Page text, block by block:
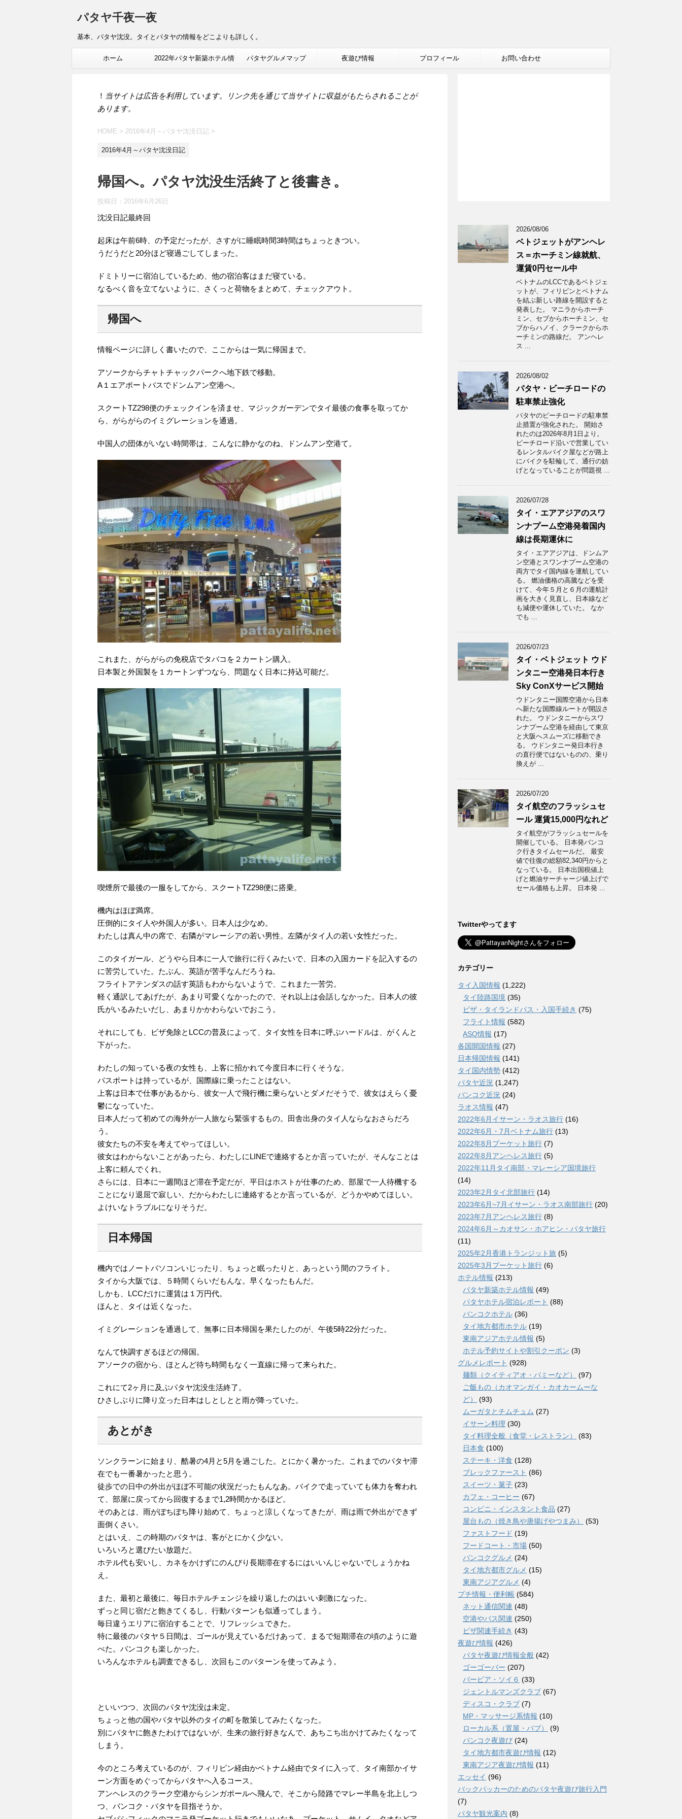
パタヤ千夜一夜
基本、パタヤ沈没。タイとパタヤの情報をどこよりも詳しく。
ホーム 2022年パタヤ新築ホテル情 パタヤグルメマップ 夜遊び情報 プロフィール お問い合わせ
！ 当サイトは広告を利用しています。リンク先を通じて当サイトに収益がもたらされることが
あります。
HOME > 2016年4月～パタヤ沈没日記 >
2016年4月～パタヤ沈没日記
帰国へ。パタヤ沈没生活終了と後書き。
投稿日： 2016年6月26日
沈没日記最終回
起床は午前6時、の予定だったが、さすがに睡眠時間3時間はちょっときつい。
うだうだと20分ほど寝過ごしてしまった。
ドミトリーに宿泊しているため、他の宿泊客はまだ寝ている。
なるべく音を立てないように、さくっと荷物をまとめて、チェックアウト。
帰国へ
情報ページに詳しく書いたので、ここからは一気に帰国まで。
アソークからチャトチャックパークへ地下鉄で移動。
A１エアポートバスでドンムアン空港へ。
スクートTZ298便のチェックインを済ませ、マジックガーデンでタイ最後の食事を取ってか
ら、がらがらのイミグレーションを通過。
中国人の団体がいない時間帯は、こんなに静かなのね、ドンムアン空港て。
これまた、がらがらの免税店でタバコを２カートン購入。
日本製と外国製を１カートンずつなら、問題なく日本に持込可能だ。
喫煙所で最後の一服をしてから、スクートTZ298便に搭乗。
機内はほぼ満席。
圧倒的にタイ人や外国人が多い。日本人は少なめ。
わたしは真ん中の席で、右隣がマレーシアの若い男性。左隣がタイ人の若い女性だった。
このタイガール、どうやら日本に一人で旅行に行くみたいで、日本の入国カードを記入するの
に苦労していた。たぶん、英語が苦手なんだろうね。
フライトアテンダスの話す英語もわからないようで、これまた一苦労。
軽く通訳してあげたが、あまり可愛くなかったので、それ以上は会話しなかった。日本人の彼
氏がいるみたいだし、あまりかかわらないでおこう。
それにしても、ビザ免除とLCCの普及によって、タイ女性を日本に呼ぶハードルは、がくんと
下がった。
わたしの知っている夜の女性も、上客に招かれて今度日本に行くそうな。
パスポートは持っているが、国際線に乗ったことはない。
上客は日本で仕事があるから、彼女一人で飛行機に乗らないとダメだそうで、彼女はえらく憂
鬱になっていた。
日本人だって初めての海外が一人旅なら緊張するもの。田舎出身のタイ人ならなおさらだろ
う。
彼女たちの不安を考えてやってほしい。
彼女はわからないことがあったら、わたしにLINEで連絡するとか言っていたが、そんなことは
上客に頼んでくれ。
さらには、日本に一週間ほど滞在予定だが、平日はホストが仕事のため、部屋で一人待機する
ことになり退屈で寂しい、だからわたしに連絡するとか言っているが、どうかやめてほしい。
よけいなトラブルになりそうだ。
日本帰国
機内ではノートパソコンいじったり、ちょっと眠ったりと、あっという間のフライト。
タイから大阪では、５時間くらいだもんな。早くなったもんだ。
しかも、LCCだけに運賃は１万円代。
ほんと、タイは近くなった。
イミグレーションを通過して、無事に日本帰国を果たしたのが、午後5時22分だった。
なんて快調すぎるほどの帰国。
アソークの宿から、ほとんど待ち時間もなく一直線に帰って来られた。
これにて2ヶ月に及ぶパタヤ沈没生活終了。
ひさしぶりに降り立った日本はしとしとと雨が降っていた。
あとがき
ソンクラーンに始まり、酷暑の4月と5月を過ごした。とにかく暑かった。これまでのパタヤ滞
在でも一番暑かったと思う。
徒歩での日中の外出がほぼ不可能の状況だったもんなあ。バイクで走っていても体力を奪われ
て、部屋に戻ってから回復するまで1,2時間かかるほど。
そのあとは、雨がぼちぼち降り始めて、ちょっと涼しくなってきたが、雨は雨で外出ができず
面倒くさい。
とはいえ、この時期のパタヤは、客がとにかく少ない。
いろいろと選びたい放題だ。
ホテル代も安いし、カネをかけずにのんびり長期滞在するにはいいんじゃないでしょうかね
え。
また、最初と最後に、毎日ホテルチェンジを繰り返したのはいい刺激になった。
ずっと同じ宿だと飽きてくるし、行動パターンも似通ってしまう。
毎日違うエリアに宿泊することで、リフレッシュできた。
特に最後のパタヤ５日間は、ゴールが見えているだけあって、まるで短期滞在の頃のように遊
べた。バンコクも楽しかった。
いろんなホテルも調査できるし、次回もこのパターンを使ってみよう。
といいつつ、次回のパタヤ沈没は未定。
ちょっと他の国やパタヤ以外のタイの町を散策してみたくなった。
別にパタヤに飽きたわけではないが、生来の旅行好きなんで、あちこち出かけてみたくなって
しまう。
今のところ考えているのが、フィリピン経由かベトナム経由でタイに入って、タイ南部かイサ
ーン方面をめぐってからパタヤへ入るコース。
アンヘレスのクラーク空港からシンガポールへ飛んで、そこから陸路でマレー半島を北上しつ
つ、バンコク・パタヤを目指そうか。
2026/08/06
ベトジェットがアンヘレ
ス＝ホーチミン線就航、
運賃0円セール中
ベトナムのLCCであるベトジェ
ットが、フィリピンとベトナム
を結ぶ新しい路線を開設すると
発表した。 マニラからホーチ
ミン、セブからホーチミン、セ
ブからハノイ、クラークからホ
ーチミンの路線だ。 アンヘレ
ス ...
2026/08/02
パタヤ・ビーチロードの
駐車禁止強化
パタヤのビーチロードの駐車禁
止措置が強化された。 開始さ
れたのは2026年8月1日より。
ビーチロード沿いで営業してい
るレンタルバイク屋などが路上
にバイクを駐輪して、通行の妨
げとなっていることが問題視 ...
2026/07/28
タイ・エアアジアのスワ
ンナプーム空港発着国内
線は長期運休に
タイ・エアアジアは、ドンムア
ン空港とスワンナプーム空港の
両方でタイ国内線を運航してい
る。 燃油価格の高騰などを受
けて、今年５月と６月の運航計
画を大きく見直し、日本線など
も減便や運休していた。 なか
でも ...
2026/07/23
タイ・ベトジェット ウド
ンタニー空港発日本行き
Sky ConXサービス開始
ウドンタニー国際空港から日本
へ新たな国際線ルートが開設さ
れた。 ウドンタニーからスワ
ンナプーム空港を経由して東京
と大阪へスムーズに移動でき
る。 ウドンタニー発日本行き
の直行便ではないものの、乗り
換えが ...
2026/07/20
タイ航空のフラッシュセ
ール 運賃15,000円なれど
タイ航空がフラッシュセールを
開催している。 日本発バンコ
ク行きタイムセールだ。 最安
値で往復の総額82,340円からと
なっている。 日本出国税値上
げと燃油サーチャージ値上げで
セール価格も上昇。 日本発 ...
Twitterやってます
カテゴリー
タイ入国情報 (1,222)
タイ陸路国境 (35)
ビザ・タイランドパス・入国手続き (75)
フライト情報 (582)
ASQ情報 (17)
各国開国情報 (27)
日本帰国情報 (141)
タイ国内情勢 (412)
パタヤ近況 (1,247)
バンコク近況 (24)
ラオス情報 (47)
2022年6月イサーン・ラオス旅行 (16)
2022年6月・7月ベトナム旅行 (13)
2022年8月プーケット旅行 (7)
2022年8月アンヘレス旅行 (5)
2022年11月タイ南部・マレーシア国境旅行
(14)
2023年2月タイ北部旅行 (14)
2023年6月~7月イサーン・ラオス南部旅行 (20)
2023年7月アンヘレス旅行 (8)
2024年6月～カオサン・ホアヒン・パタヤ旅行
(11)
2025年2月香港トランジット旅 (5)
2025年3月プーケット旅行 (6)
ホテル情報 (213)
パタヤ新築ホテル情報 (49)
パタヤホテル宿泊レポート (88)
バンコクホテル (36)
タイ地方都市ホテル (19)
東南アジアホテル情報 (5)
ホテル予約サイトや割引クーポン (3)
グルメレポート (928)
麺類（クイティアオ・バミーなど）
(97)
ご飯もの（カオマンガイ・カオカームーな
ど）
(93)
ムーガタとチムチュム (27)
イサーン料理 (30)
タイ料理全般（食堂・レストラン）
(83)
日本食 (100)
ステーキ・洋食 (128)
ブレックファースト (86)
スイーツ・菓子 (23)
カフェ・コーヒー (67)
コンビニ・インスタント食品 (27)
屋台もの（焼き鳥や唐揚げやつまみ）
(53)
ファストフード (19)
フードコート・市場 (50)
バンコクグルメ (24)
タイ地方都市グルメ (15)
東南アジアグルメ (4)
プチ情報・便利帳 (584)
ネット通信関連 (48)
空港やバス関連 (250)
ビザ関連手続き (43)
夜遊び情報 (426)
パタヤ夜遊び情報全般 (42)
ゴーゴーバー (207)
バービア・ソイ６ (33)
ジェントルマンズクラブ (67)
ディスコ・クラブ (7)
MP・マッサージ系情報 (10)
ローカル系（置屋・パブ）
(9)
バンコク夜遊び (24)
タイ地方都市夜遊び情報 (12)
東南アジア夜遊び情報 (11)
エッセイ (96)
バックパッカーのためのパタヤ夜遊び旅行入門
(7)
パタヤ観光案内 (8)